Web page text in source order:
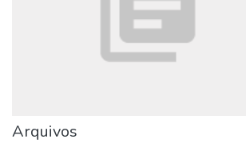
Arquivos